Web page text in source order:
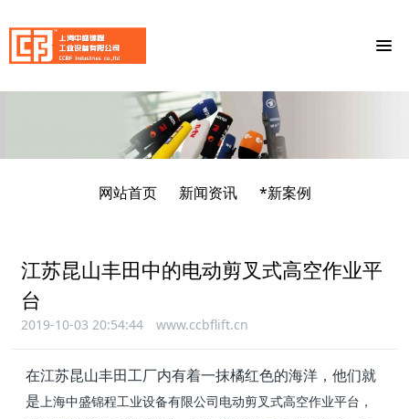
网站首页 新闻资讯 *新案例
江苏昆山丰田中的电动剪叉式高空作业平
台
2019-10-03 20:54:44 www.ccbflift.cn
在江苏昆山丰田工厂内有着一抹橘红色的海洋，他们就
是上海中盛锦程工业设备有限公司 电动剪叉式高空作业平台，